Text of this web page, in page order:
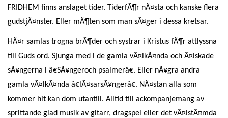
FRIDHEM finns anslaget tider. TiderfÃ¶r nÃ¤sta och kanske flera
gudstjÃ¤nster. Eller mÃ¶ten som man sÃ¤ger i dessa kretsar.
HÃ¤r samlas trogna brÃ¶der och systrar i Kristus fÃ¶r attlyssna
till Guds ord. Sjunga med i de gamla vÃ¤lkÃ¤nda och Ã¤lskade
sÃ¥ngerna i â€SÃ¥ngeroch psalmerâ€. Eller nÃ¥gra andra
gamla vÃ¤lkÃ¤nda â€lÃ¤sarsÃ¥ngerâ€. NÃ¤stan alla som
kommer hit kan dom utantill. Alltid till ackompanjemang av
sprittande glad musik av gitarr, dragspel eller det vÃ¤lstÃ¤mda